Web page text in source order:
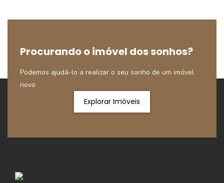
Procurando o imóvel dos sonhos?
Podemos ajudá-lo a realizar o seu sonho de um imóvel
novo
Explorar Imóveis